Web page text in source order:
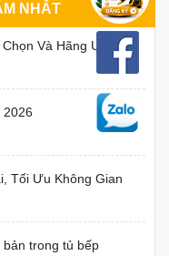
NHẤT
Và Hãng Uy Tín
Tối Ưu Không Gian
trong tủ bếp